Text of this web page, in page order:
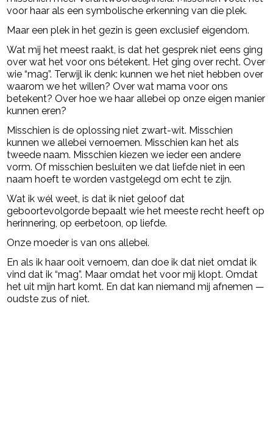
voor haar als een symbolische erkenning van die plek.
Maar een plek in het gezin is geen exclusief eigendom.
Wat mij het meest raakt, is dat het gesprek niet eens ging
over wat het voor ons bétekent. Het ging over recht. Over
wie “mag”. Terwijl ik denk: kunnen we het niet hebben over
waarom we het willen? Over wat mama voor ons
betekent? Over hoe we haar allebei op onze eigen manier
kunnen eren?
Misschien is de oplossing niet zwart-wit. Misschien
kunnen we allebei vernoemen. Misschien kan het als
tweede naam. Misschien kiezen we ieder een andere
vorm. Of misschien besluiten we dat liefde niet in een
naam hoeft te worden vastgelegd om echt te zijn.
Wat ik wél weet, is dat ik niet geloof dat
geboortevolgorde bepaalt wie het meeste recht heeft op
herinnering, op eerbetoon, op liefde.
Onze moeder is van ons allebei.
En als ik haar ooit vernoem, dan doe ik dat niet omdat ik
vind dat ik “mag”. Maar omdat het voor mij klopt. Omdat
het uit mijn hart komt. En dat kan niemand mij afnemen —
oudste zus of niet.